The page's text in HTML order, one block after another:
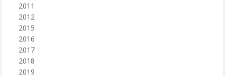
2011
2012
2015
2016
2017
2018
2019